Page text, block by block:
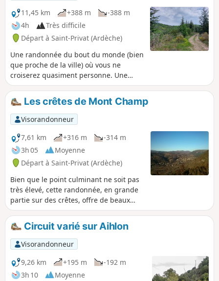
11,45 km
+388 m
-388 m
4h
Très difficile
Départ à Saint-Privat (Ardèche)
Une randonnée du bout du monde (bien
que proche de la ville) où vous ne
croiserez quasiment personne. Une
impression de bout du monde par la
descente au fond d'un canyon que l'on
pratiquera en partie sur sa longueur la
plus intéressante. Un sentiment
d'aventure, de l'action, Indiana Jones
n'est pas loin.
Les crêtes de Mont Champ
Visorandonneur
7,61 km
+316 m
-314 m
3h 05
Moyenne
Départ à Saint-Privat (Ardèche)
Bien que le point culminant ne soit pas
très élevé, cette randonnée, en grande
partie sur des crêtes, offre de beaux
points de vue sur l'Ardèche et le pays
d'Aubenas.
Circuit varié sur Aihlon
Visorandonneur
9,26 km
+195 m
-192 m
3h 10
Moyenne